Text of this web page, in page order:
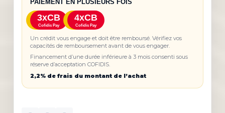
PAIEMENT EN PLUSIEURS FOIS
3xCB
Cofidis Pay
4xCB
Cofidis Pay
Un crédit vous engage et doit être remboursé. Vérifiez vos
capacités de remboursement avant de vous engager.
Financement d’une durée inférieure à 3 mois consenti sous
réserve d’acceptation COFIDIS.
2,2% de frais du montant de l’achat